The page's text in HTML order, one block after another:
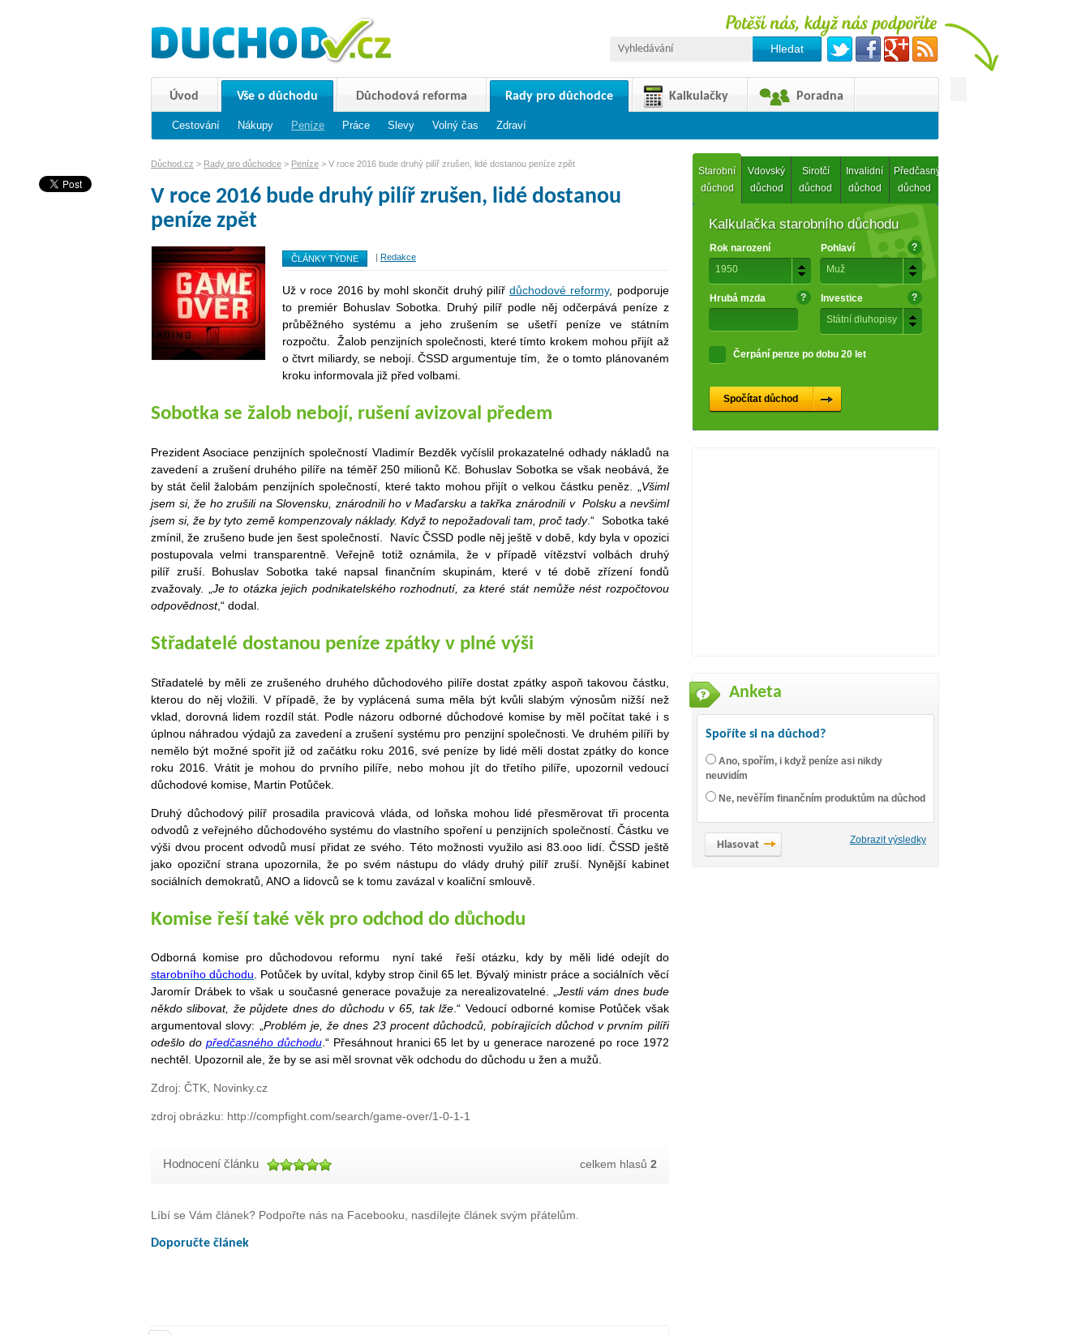
Úvod Vše o důchodu
Invalidní důchod Sirotčí důchod Starobní důchod Vdovský, vdovecký důchod
Důchodová reforma Rady pro důchodce
Cestování Nákupy Peníze Práce Slevy Volný čas Zdraví
Kalkulačky Poradna
Důchod.cz > Rady pro důchodce > Peníze > V roce 2016 bude druhý pilíř zrušen, lidé dostanou peníze zpět
V roce 2016 bude druhý pilíř zrušen, lidé dostanou
peníze zpět
ČLÁNKY TÝDNE | Redakce
Už v roce 2016 by mohl skončit druhý pilířdůchodové reformy, podporuje
to premiér Bohuslav Sobotka. Druhý pilíř podle něj odčerpává peníze z
průběžného systému a jeho zrušením se ušetří peníze ve státním
rozpočtu. Žalob penzijních společnosti, které tímto krokem mohou přijít až
o čtvrt miliardy, se nebojí. ČSSD argumentuje tím, že o tomto plánovaném
kroku informovala již před volbami.
Sobotka se žalob nebojí, rušení avizoval předem
Prezident Asociace penzijních společností Vladimír Bezděk vyčíslil prokazatelné odhady nákladů na
zavedení a zrušení druhého pilíře na téměř 250 milionů Kč. Bohuslav Sobotka se však neobává, že
by stát čelil žalobám penzijních společností, které takto mohou přijít o velkou částku peněz. „ Všiml
jsem si, že ho zrušili na Slovensku , znárodnili ho v Maďarsku a takřka znárodnili v Polskua nevšiml
jsem si, že by tyto země kompenzovaly náklady. Když to nepožadovali tam, proč tady.“ Sobotka také
zmínil, že zrušeno bude jen šest společností. Navíc ČSSD podle něj ještě v době, kdy byla v opozici
postupovala velmi transparentně. Veřejně totiž oznámila, že v případě vítězství volbách druhý
pilíř zruší. Bohuslav Sobotka také napsal finančním skupinám, které v té době zřízení fondů
zvažovaly. „ Je to otázka jejich podnikatelského rozhodnutí, za které stát nemůže nést rozpočtovou
odpovědnost,“ dodal.
Střadatelé dostanou peníze zpátky v plné výši
Střadatelé by měli ze zrušeného druhého důchodového pilíře dostat zpátky aspoň takovou částku,
kterou do něj vložili. V případě, že by vyplácená suma měla být kvůli slabým výnosům nižší než
vklad, dorovná lidem rozdíl stát. Podle názoru odborné důchodové komise by měl počítat také i s
úplnou náhradou výdajů za zavedení a zrušení systému pro penzijní společnosti. Ve druhém pilíři by
nemělo být možné spořit již od začátku roku 2016, své peníze by lidé měli dostat zpátky do konce
roku 2016. Vrátit je mohou do prvního pilíře, nebo mohou jít do třetího pilíře, upozornil vedoucí
důchodové komise, Martin Potůček.
Druhý důchodový pilíř prosadila pravicová vláda, od loňska mohou lidé přesměrovat tři procenta
odvodů z veřejného důchodového systému do vlastního spoření u penzijních společností. Částku ve
výši dvou procent odvodů musí přidat ze svého. Této možnosti využilo asi 83.ooo lidí. ČSSD ještě
jako opoziční strana upozornila, že po svém nástupu do vlády druhý pilíř zruší. Nynější kabinet
sociálních demokratů, ANO a lidovců se k tomu zavázal v koaliční smlouvě.
Komise řeší také věk pro odchod do důchodu
Odborná komise pro důchodovou reformu nyní také řeší otázku, kdy by měli lidé odejít do
starobního důchodu. Potůček by uvítal, kdyby strop činil 65 let. Bývalý ministr práce a sociálních věcí
Jaromír Drábek to však u současné generace považuje za nerealizovatelné. „Jestli vám dnes bude
někdo slibovat, že půjdete dnes do důchodu v 65, tak lže.“ Vedoucí odborné komise Potůček však
argumentoval slovy: „Problém je, že dnes 23 procent důchodců, pobírajících důchod v prvním pilíři
odešlo do předčasného důchodu.“ Přesáhnout hranici 65 let by u generace narozené po roce 1972
nechtěl. Upozornil ale, že by se asi měl srovnat věk odchodu do důchodu u žen a mužů.
Zdroj: ČTK, Novinky.cz
zdroj obrázku: http://compfight.com/search/game-over/1-0-1-1
Hodnocení článku celkem hlasů 2
Líbí se Vám článek? Podpořte nás na Facebooku, nasdílejte článek svým přátelům.
Doporučte článek
Starobní
důchod
Vdovský
důchod
Sirotčí
důchod
Invalidní
důchod
Předčasný
důchod
Kalkulačka starobního důchodu
Rok narození
1950
Pohlaví
Muž
?
Hrubá mzda ?
Investice
Státní dluhopisy
?
Čerpání penze po dobu 20 let
Anketa
Spoříte si na důchod?
Ano, spořím, i když peníze asi nikdy
neuvidím
Ne, nevěřím finančním produktům na důchod
Zobrazit výsledky